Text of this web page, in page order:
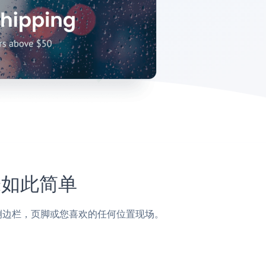
此简单
，页脚或您喜欢的任何位置现场。